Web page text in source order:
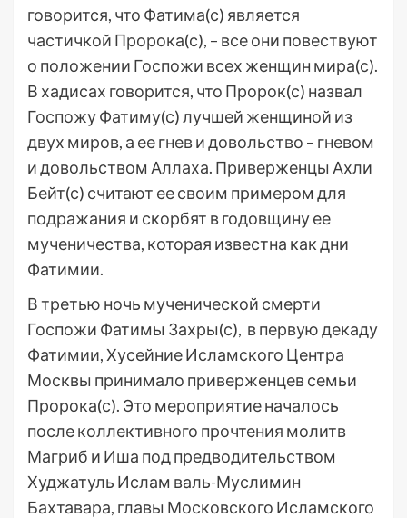
говорится, что Фатима(с) является
частичкой Пророка(с), – все они повествуют
о положении Госпожи всех женщин мира(с).
В хадисах говорится, что Пророк(с) назвал
Госпожу Фатиму(с) лучшей женщиной из
двух миров, а ее гнев и довольство – гневом
и довольством Аллаха. Приверженцы Ахли
Бейт(с) считают ее своим примером для
подражания и скорбят в годовщину ее
мученичества, которая известна как дни
Фатимии.
В третью ночь мученической смерти
Госпожи Фатимы Захры(с), в первую декаду
Фатимии, Хусейние Исламского Центра
Москвы принимало приверженцев семьи
Пророка(с). Это мероприятие началось
после коллективного прочтения молитв
Магриб и Иша под предводительством
Худжатуль Ислам валь-Муслимин
Бахтавара, главы Московского Исламского